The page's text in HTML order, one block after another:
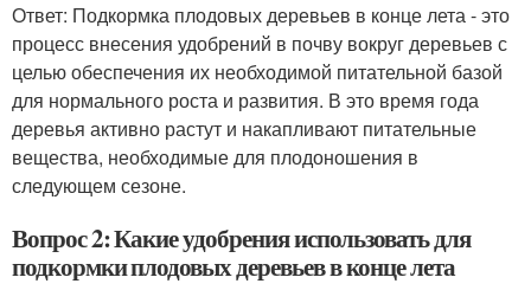
Ответ: Подкормка плодовых деревьев в конце лета - это
процесс внесения удобрений в почву вокруг деревьев с
целью обеспечения их необходимой питательной базой
для нормального роста и развития. В это время года
деревья активно растут и накапливают питательные
вещества, необходимые для плодоношения в
следующем сезоне.
Вопрос 2: Какие удобрения использовать для
подкормки плодовых деревьев в конце лета